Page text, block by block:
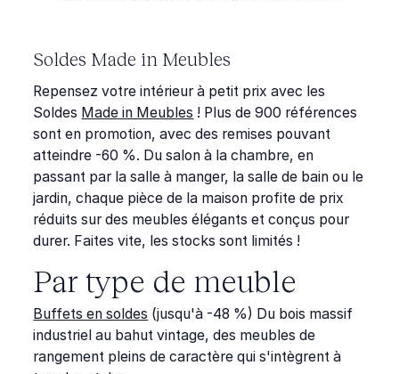
Soldes Made in Meubles
Repensez votre intérieur à petit prix avec les
Soldes Made in Meubles ! Plus de 900 références
sont en promotion, avec des remises pouvant
atteindre -60 %. Du salon à la chambre, en
passant par la salle à manger, la salle de bain ou le
jardin, chaque pièce de la maison profite de prix
réduits sur des meubles élégants et conçus pour
durer. Faites vite, les stocks sont limités !
Par type de meuble
Buffets en soldes (jusqu'à -48 %) Du bois massif
industriel au bahut vintage, des meubles de
rangement pleins de caractère qui s'intègrent à